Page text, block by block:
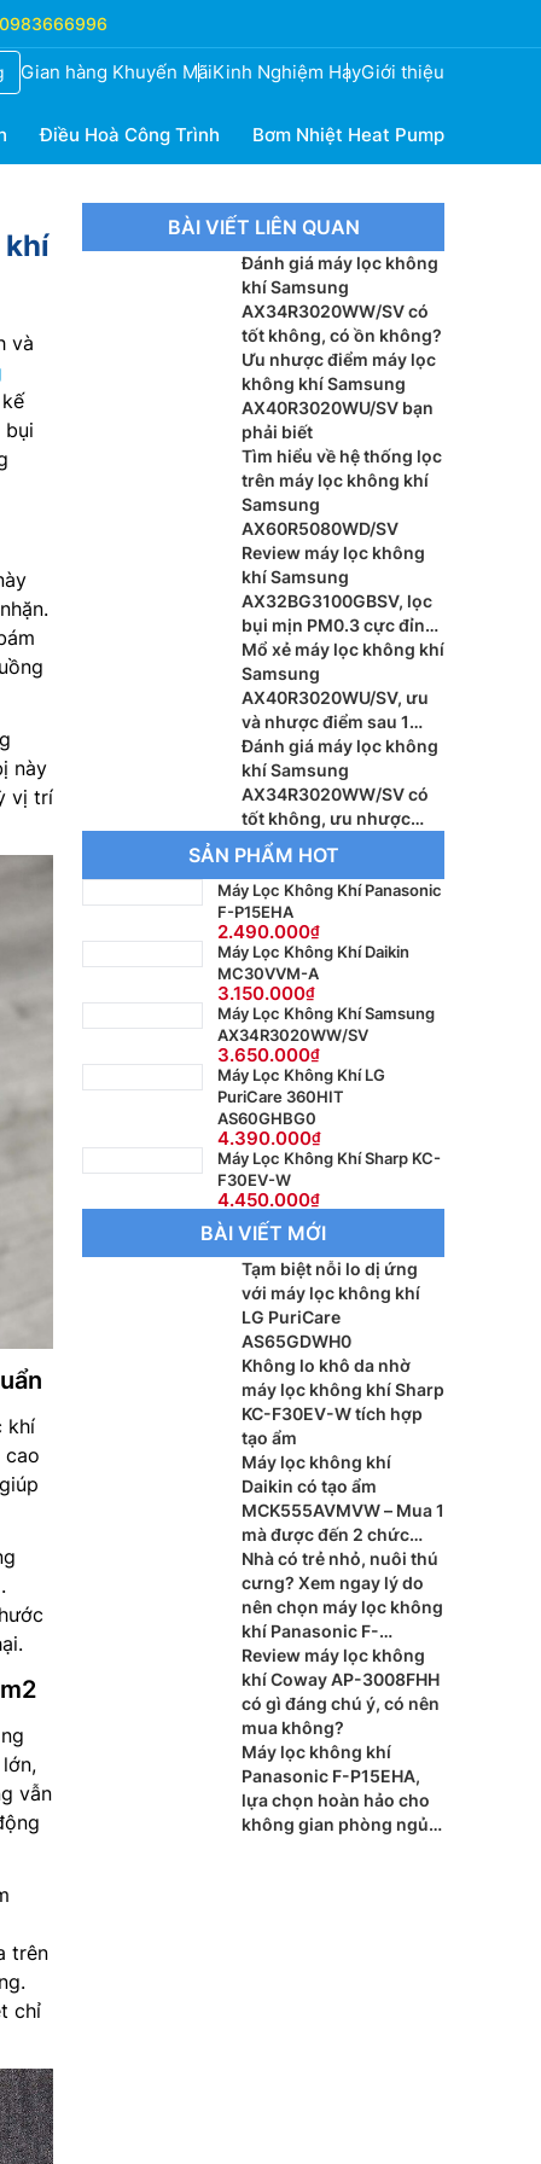
Gian hàng Khuyến MãiKinh Nghiệm HayGiới thiệu
Điều Hoà Công Trình Bơm Nhiệt Heat Pump
khí
và
bụi
này
vị trí
khí
cao
vẫn
trên
chỉ
BÀI VIẾT LIÊN QUAN
Đánh giá máy lọc không
khí Samsung
AX34R3020WW/SV có
tốt không, có ồn không?
Ưu nhược điểm máy lọc
không khí Samsung
AX40R3020WU/SV bạn
phải biết
Tìm hiểu về hệ thống lọc
trên máy lọc không khí
Samsung
AX60R5080WD/SV
Review máy lọc không
khí Samsung
AX32BG3100GBSV, lọc
bụi mịn PM0.3 cực đỉnh
mà giá chỉ 4 triệu
Mổ xẻ máy lọc không khí
Samsung
AX40R3020WU/SV, ưu
và nhược điểm sau 1
tháng sử dụng
Đánh giá máy lọc không
khí Samsung
AX34R3020WW/SV có
tốt không, ưu nhược
điểm là gì?
SẢN PHẨM HOT
Máy Lọc Không Khí Panasonic
F-P15EHA
2.490.000
Máy Lọc Không Khí Daikin
MC30VVM-A
3.150.000
Máy Lọc Không Khí Samsung
AX34R3020WW/SV
3.650.000
Máy Lọc Không Khí LG
PuriCare 360HIT
AS60GHBG0
4.390.000
Máy Lọc Không Khí Sharp KC-
F30EV-W
4.450.000
BÀI VIẾT MỚI
Tạm biệt nỗi lo dị ứng
với máy lọc không khí
LG PuriCare
AS65GDWH0
Không lo khô da nhờ
máy lọc không khí Sharp
KC-F30EV-W tích hợp
tạo ẩm
Máy lọc không khí
Daikin có tạo ẩm
MCK555AVMVW – Mua 1
mà được đến 2 chức
năng
Nhà có trẻ nhỏ, nuôi thú
cưng? Xem ngay lý do
nên chọn máy lọc không
khí Panasonic F-
PXT50A
Review máy lọc không
khí Coway AP-3008FHH
có gì đáng chú ý, có nên
mua không?
Máy lọc không khí
Panasonic F-P15EHA,
lựa chọn hoàn hảo cho
không gian phòng ngủ